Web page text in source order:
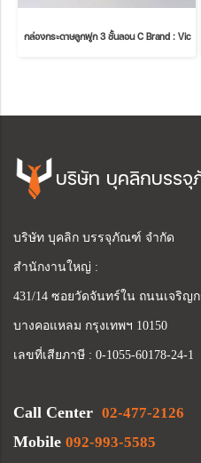
กล่องกระดาษลูกฟูก 3 ชั้นลอน C Brand : Vic
บริษัท บุคลิกบรร
บริษัท บุคลิก บรรจุภัณฑ์ จำกัด
สำนักงานใหญ่ :
431/14 ซอยวัดจันทร์ใน ถนนเจริญ
บางคอแหลม กรุงเทพฯ 10150
เลขที่เสียภาษี : 0-1055-60178-24-1
Call Center 02-477-2126
Mobile 092-993-5585